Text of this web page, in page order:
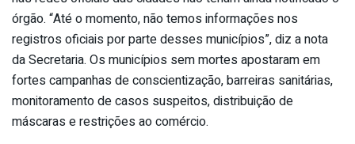
órgão. “Até o momento, não temos informações nos
registros oficiais por parte desses municípios”, diz a nota
da Secretaria. Os municípios sem mortes apostaram em
fortes campanhas de conscientização, barreiras sanitárias,
monitoramento de casos suspeitos, distribuição de
máscaras e restrições ao comércio.